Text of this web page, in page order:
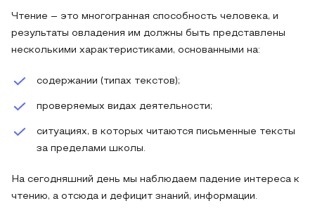
Чтение – это многогранная способность человека, и
результаты овладения им должны быть представлены
несколькими характеристиками, основанными на:
содержании (типах текстов);
проверяемых видах деятельности;
ситуациях, в которых читаются письменные тексты
за пределами школы.
На сегодняшний день мы наблюдаем падение интереса к
чтению, а отсюда и дефицит знаний, информации.